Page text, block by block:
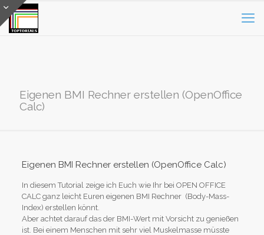
Eigenen BMI Rechner erstellen (OpenOffice
Calc)
Eigenen BMI Rechner erstellen (OpenOffice Calc)
In diesem Tutorial zeige ich Euch wie Ihr bei OPEN OFFICE
CALC ganz leicht Euren eigenen BMI Rechner (Body-Mass-
Index) erstellen könnt.
Aber achtet darauf das der BMI-Wert mit Vorsicht zu genießen
ist. Bei einem Menschen mit sehr viel Muskelmasse müsste